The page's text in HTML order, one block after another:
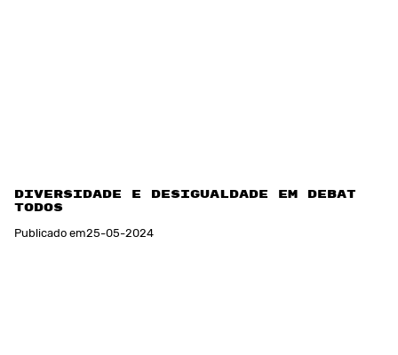
Diversidade e desigualdade em debate no
TODOS
Publicado em25-05-2024